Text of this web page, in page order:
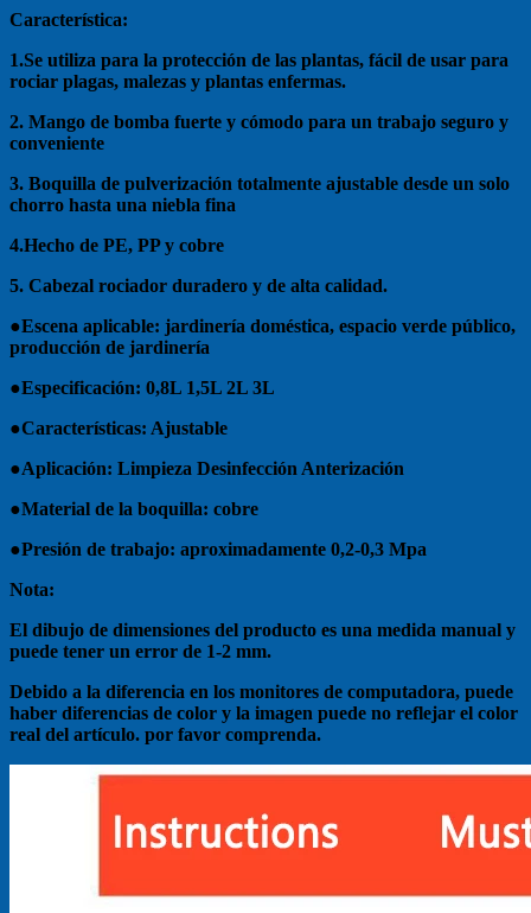
Característica:
1.Se utiliza para la protección de las plantas, fácil de usar para
rociar plagas, malezas y plantas enfermas.
2. Mango de bomba fuerte y cómodo para un trabajo seguro y
conveniente
3. Boquilla de pulverización totalmente ajustable desde un solo
chorro hasta una niebla fina
4.Hecho de PE, PP y cobre
5. Cabezal rociador duradero y de alta calidad.
●Escena aplicable: jardinería doméstica, espacio verde público,
producción de jardinería
●Especificación: 0,8L 1,5L 2L 3L
●Características: Ajustable
●Aplicación: Limpieza Desinfección Anterización
●Material de la boquilla: cobre
●Presión de trabajo: aproximadamente 0,2-0,3 Mpa
Nota:
El dibujo de dimensiones del producto es una medida manual y
puede tener un error de 1-2 mm.
Debido a la diferencia en los monitores de computadora, puede
haber diferencias de color y la imagen puede no reflejar el color
real del artículo. por favor comprenda.